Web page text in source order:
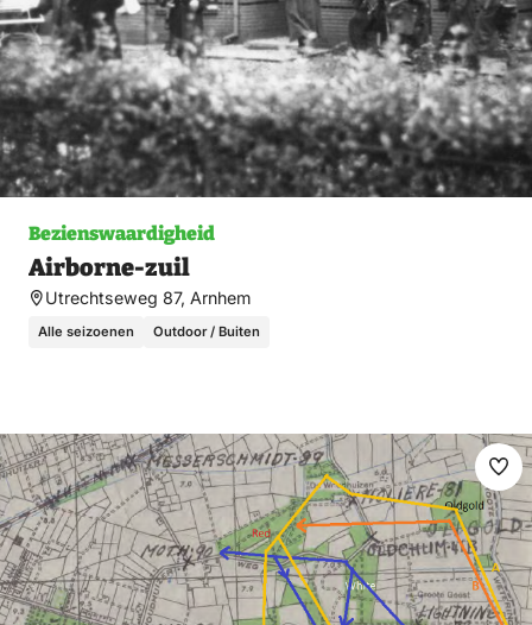
Bezienswaardigheid
Airborne-zuil
Utrechtseweg 87, Arnhem
Alle seizoenen Outdoor / Buiten